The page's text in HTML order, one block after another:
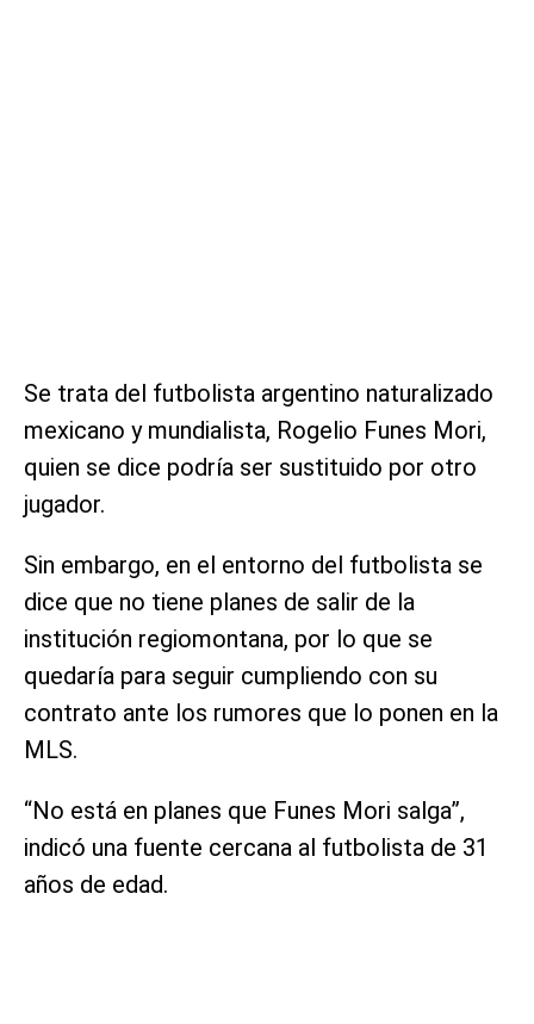
Se trata del futbolista argentino naturalizado
mexicano y mundialista, Rogelio Funes Mori,
quien se dice podría ser sustituido por otro
jugador.
Sin embargo, en el entorno del futbolista se
dice que no tiene planes de salir de la
institución regiomontana, por lo que se
quedaría para seguir cumpliendo con su
contrato ante los rumores que lo ponen en la
MLS.
“No está en planes que Funes Mori salga”,
indicó una fuente cercana al futbolista de 31
años de edad.